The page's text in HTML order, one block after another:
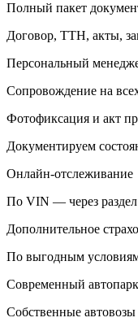
Полный пакет
Договор, ТТН, акты,
Персональный
Сопровождение на
Фотофиксация и акт
Документируем
Онлайн-отслеживание
По VIN — через раздел
Дополнительное
По выгодным
Современный автопарк
Собственные автовозы